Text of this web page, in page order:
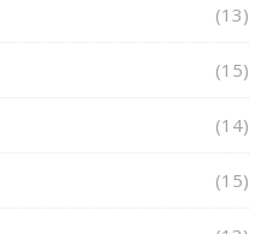
(13)
(15)
(14)
(15)